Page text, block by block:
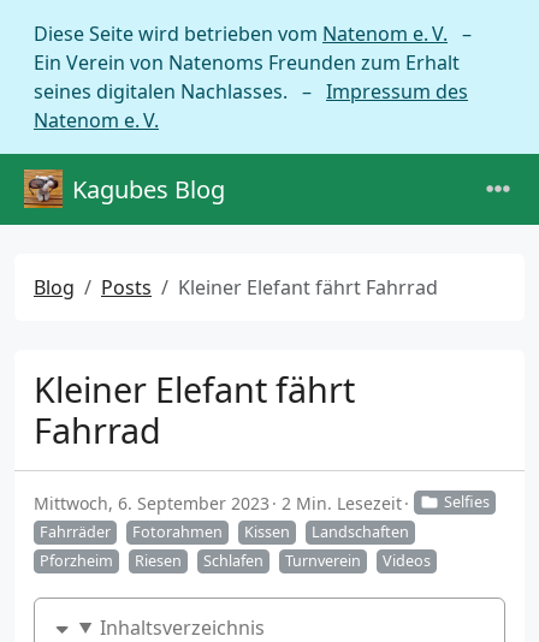
Diese Seite wird betrieben vom Natenom e. V. –
Ein Verein von Natenoms Freunden zum Erhalt
seines digitalen Nachlasses. – Impressum des
Natenom e. V.
Kagubes Blog
Blog Posts Kleiner Elefant fährt Fahrrad
Kleiner Elefant fährt
Fahrrad
Mittwoch, 6. September 2023 2 Min. Lesezeit
Selfies
Fahrräder
Fotorahmen Kissen
Landschaften
Pforzheim
Riesen Schlafen Turnverein Videos
Inhaltsverzeichnis